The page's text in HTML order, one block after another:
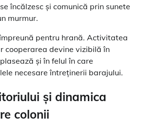
încălzesc și comunică prin sunete
murmur.
pentru hrană. Activitatea
cooperarea devine vizibilă în
și în felul în care
necesare întreținerii barajului.
și dinamica
colonii